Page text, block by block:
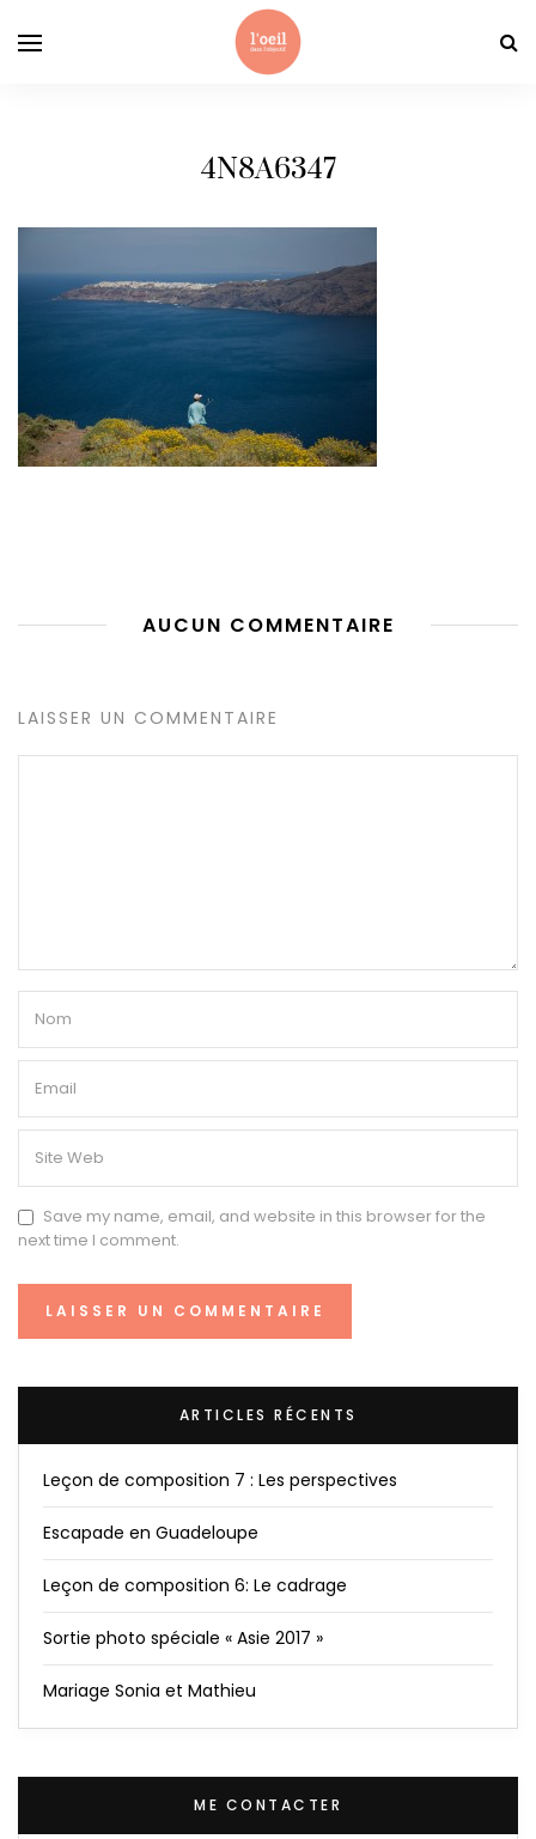
4N8A6347
AUCUN COMMENTAIRE
LAISSER UN COMMENTAIRE
Save my name, email, and website in this browser for the
next time I comment.
ARTICLES RÉCENTS
Leçon de composition 7 : Les perspectives
Escapade en Guadeloupe
Leçon de composition 6: Le cadrage
Sortie photo spéciale « Asie 2017 »
Mariage Sonia et Mathieu
ME CONTACTER